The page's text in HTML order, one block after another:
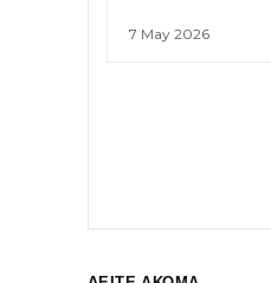
7 May 2026